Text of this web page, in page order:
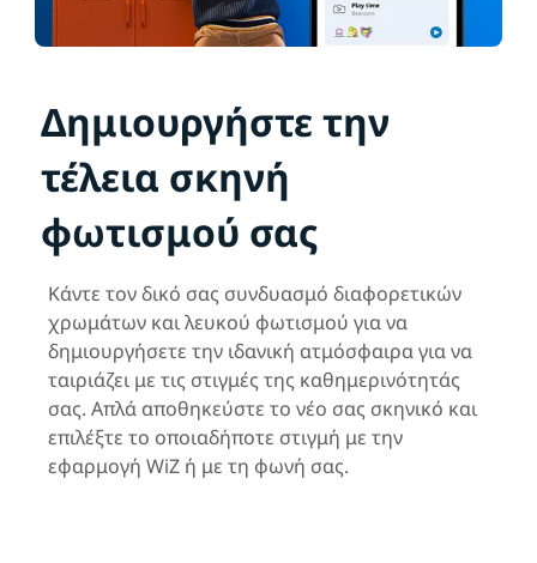
Δημιουργήστε την
τέλεια σκηνή
φωτισμού σας
Κάντε τον δικό σας συνδυασμό διαφορετικών
χρωμάτων και λευκού φωτισμού για να
δημιουργήσετε την ιδανική ατμόσφαιρα για να
ταιριάζει με τις στιγμές της καθημερινότητάς
σας. Απλά αποθηκεύστε το νέο σας σκηνικό και
επιλέξτε το οποιαδήποτε στιγμή με την
εφαρμογή WiZ ή με τη φωνή σας.